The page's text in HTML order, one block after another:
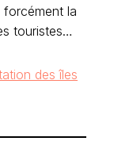
forcément la
touristes…
des îles